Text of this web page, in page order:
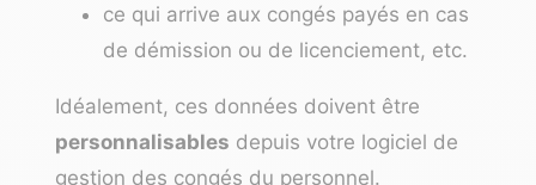
ce qui arrive aux congés payés en cas
de démission ou de licenciement, etc.
Idéalement, ces données doivent être
personnalisables depuis votre logiciel de
gestion des congés du personnel.